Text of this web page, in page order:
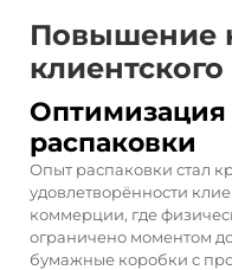
Повышение
Оптимизация
распаковки
Опыт распаковки стал
удовлетворённости
коммерции, где
ограничено моментом
бумажные коробки с